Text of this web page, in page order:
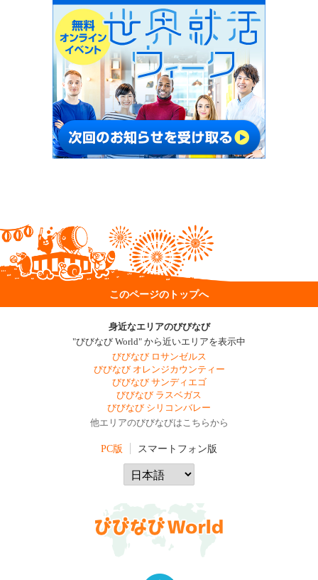
このページのトップへ
身近なエリアのびびなび
"びびなび World" から近いエリアを表示中
びびなび ロサンゼルス
びびなび オレンジカウンティー
びびなび サンディエゴ
びびなび ラスベガス
びびなび シリコンバレー
他エリアのびびなびはこちらから
PC版 スマートフォン版